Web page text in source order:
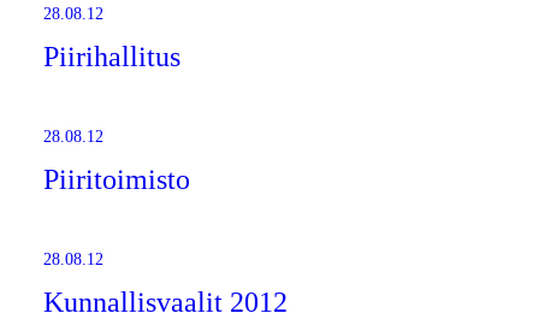
28.08.12
Piirihallitus
28.08.12
Piiritoimisto
28.08.12
Kunnallisvaalit 2012